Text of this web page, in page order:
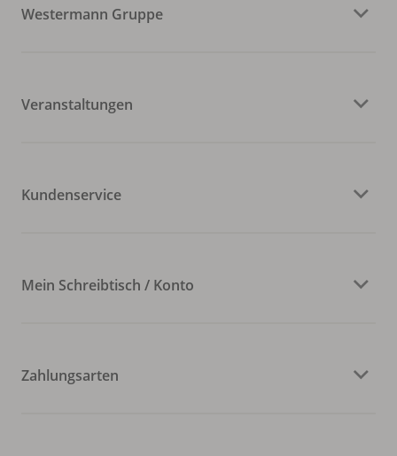
Westermann Gruppe
Veranstaltungen
Kundenservice
Mein Schreibtisch / Konto
Zahlungsarten